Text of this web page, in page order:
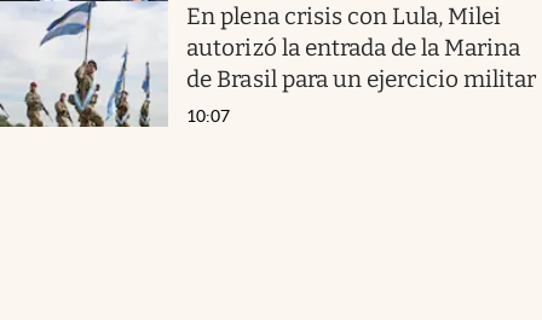
En plena crisis con Lula, Milei
autorizó la entrada de la Marina
de Brasil para un ejercicio militar
10:07